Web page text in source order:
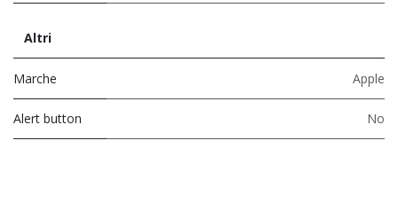
Altri
Marche Apple
Alert button No